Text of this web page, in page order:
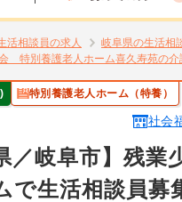
活相談員の求人 岐阜県の生活相
特別養護老人ホーム喜久寿苑の
特別養護老人ホーム（特養）
社会
／岐阜市】残
で生活相談員募